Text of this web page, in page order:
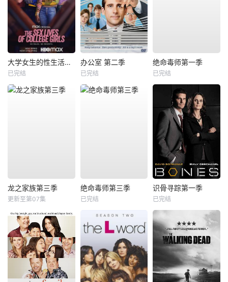
大学女生的性生活第一季
已完结
办公室 第二季
已完结
绝命毒师第一季
已完结
龙之家族第三季
更新至第07集
绝命毒师第三季
已完结
识骨寻踪第一季
已完结